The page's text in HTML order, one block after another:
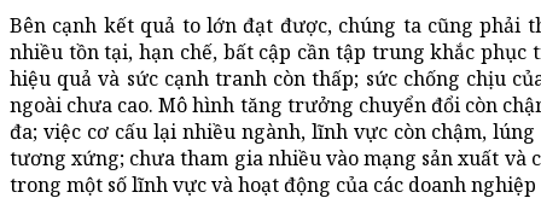
Bên cạnh kết quả to lớn đạt được, chúng ta cũng phải
nhiều tồn tại, hạn chế, bất cập cần tập trung khắc
hiệu quả và sức cạnh tranh còn thấp; sức chống chịu
ngoài chưa cao. Mô hình tăng trưởng chuyển đổi còn
đa; việc cơ cấu lại nhiều ngành, lĩnh vực còn chậm,
tương xứng; chưa tham gia nhiều vào mạng sản xuất và
trong một số lĩnh vực và hoạt động của các doanh